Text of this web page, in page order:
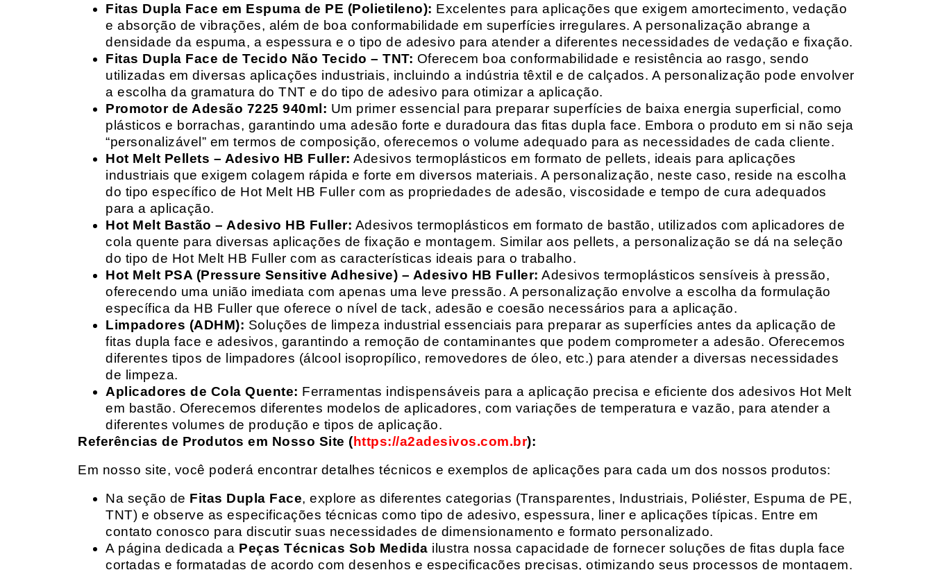
Fitas Dupla Face em Espuma de PE (Polietileno): Excelentes para aplicações que exigem amortecimento, vedação
e absorção de vibrações, além de boa conformabilidade em superfícies irregulares. A personalização abrange a
densidade da espuma, a espessura e o tipo de adesivo para atender a diferentes necessidades de vedação e fixação.
Fitas Dupla Face de Tecido Não Tecido – TNT: Oferecem boa conformabilidade e resistência ao rasgo, sendo
utilizadas em diversas aplicações industriais, incluindo a indústria têxtil e de calçados. A personalização pode envolver
a escolha da gramatura do TNT e do tipo de adesivo para otimizar a aplicação.
Promotor de Adesão 7225 940ml: Um primer essencial para preparar superfícies de baixa energia superficial, como
plásticos e borrachas, garantindo uma adesão forte e duradoura das fitas dupla face. Embora o produto em si não seja
“personalizável” em termos de composição, oferecemos o volume adequado para as necessidades de cada cliente.
Hot Melt Pellets – Adesivo HB Fuller: Adesivos termoplásticos em formato de pellets, ideais para aplicações
industriais que exigem colagem rápida e forte em diversos materiais. A personalização, neste caso, reside na escolha
do tipo específico de Hot Melt HB Fuller com as propriedades de adesão, viscosidade e tempo de cura adequados
para a aplicação.
Hot Melt Bastão – Adesivo HB Fuller: Adesivos termoplásticos em formato de bastão, utilizados com aplicadores de
cola quente para diversas aplicações de fixação e montagem. Similar aos pellets, a personalização se dá na seleção
do tipo de Hot Melt HB Fuller com as características ideais para o trabalho.
Hot Melt PSA (Pressure Sensitive Adhesive) – Adesivo HB Fuller: Adesivos termoplásticos sensíveis à pressão,
oferecendo uma união imediata com apenas uma leve pressão. A personalização envolve a escolha da formulação
específica da HB Fuller que oferece o nível de tack, adesão e coesão necessários para a aplicação.
Limpadores (ADHM): Soluções de limpeza industrial essenciais para preparar as superfícies antes da aplicação de
fitas dupla face e adesivos, garantindo a remoção de contaminantes que podem comprometer a adesão. Oferecemos
diferentes tipos de limpadores (álcool isopropílico, removedores de óleo, etc.) para atender a diversas necessidades
de limpeza.
Aplicadores de Cola Quente: Ferramentas indispensáveis para a aplicação precisa e eficiente dos adesivos Hot Melt
em bastão. Oferecemos diferentes modelos de aplicadores, com variações de temperatura e vazão, para atender a
diferentes volumes de produção e tipos de aplicação.
Referências de Produtos em Nosso Site (https://a2adesivos.com.br):
Em nosso site, você poderá encontrar detalhes técnicos e exemplos de aplicações para cada um dos nossos produtos:
Na seção de Fitas Dupla Face, explore as diferentes categorias (Transparentes, Industriais, Poliéster, Espuma de PE,
TNT) e observe as especificações técnicas como tipo de adesivo, espessura, liner e aplicações típicas. Entre em
contato conosco para discutir suas necessidades de dimensionamento e formato personalizado.
A página dedicada a Peças Técnicas Sob Medida ilustra nossa capacidade de fornecer soluções de fitas dupla face
cortadas e formatadas de acordo com desenhos e especificações precisas, otimizando seus processos de montagem.